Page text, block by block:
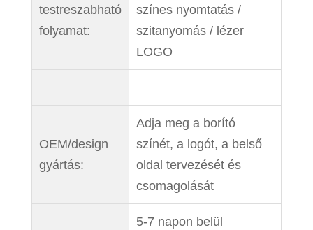
testreszabható
folyamat:
színes nyomtatás /
szitanyomás / lézer
LOGO
OEM/design
gyártás:
Adja meg a borító
színét, a logót, a belső
oldal tervezését és
csomagolását
5-7 napon belül